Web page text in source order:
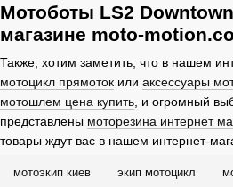
Мотоботы LS2
магазине moto-
Также, хотим заметить, что в нашем
мотоцикл прямоток или аксессуары
мотошлем цена купить , и огромный
представлены моторезина интернет
товары ждут вас в нашем интернет-
мотоэкип киев экип мотоцикл